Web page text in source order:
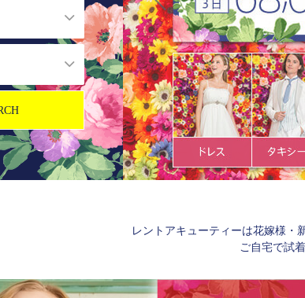
レントアキューティーは花嫁様・
ご自宅で試